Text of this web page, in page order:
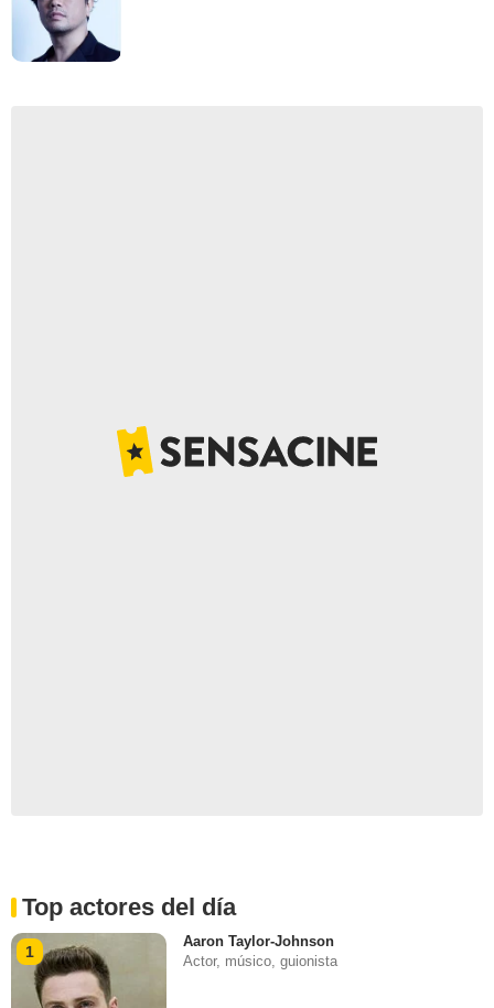
Top actores del día
1
Aaron Taylor-Johnson
Actor, músico, guionista